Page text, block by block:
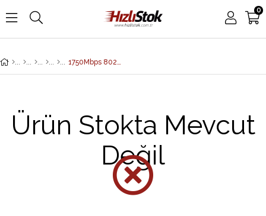
0
1750Mbps 802.11ac Dual Band Wall Mount Enterprise Wireless Access Point (Built-in 3 x 2dBi SMA Anten-ETSI channel for European market)